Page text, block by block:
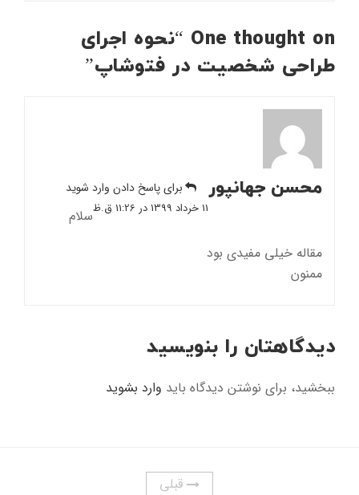
One thought on “
نحوه اجرای
طراحی شخصیت در فتوشاپ”
محسن جهانپور برای پاسخ دادن وارد شوید
11 خرداد 1399 در 11:26 ق.ظ
سلام
مقاله خیلی مفیدی بود
ممنون
دیدگاهتان را بنویسید
ببخشید، برای نوشتن دیدگاه باید وارد بشوید
قبلی